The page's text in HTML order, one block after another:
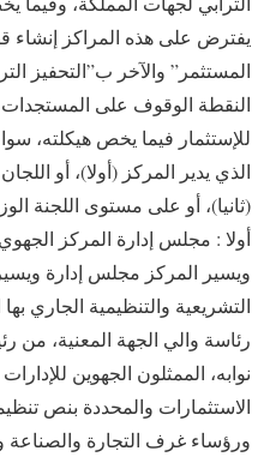
يفترض على هذه المراكز إنشاء
المستثمر” والآخر ب”التحفيز
النقطة الوقوف على المستجدات
للإستثمار فيما يخص هيكلته،
الذي يدير المركز (أولا)، أو
(ثانيا)، أو على مستوى اللجنة
أولا : مجلس إدارة المركز
ويسير المركز مجلس إدارة
التشريعية والتنظيمية الجاري
رئاسة والي الجهة المعنية، من
نوابه، الممثلون الجهوين
الاستثمارات والمحددة بنص
ورؤساء غرف التجارة والصناعة